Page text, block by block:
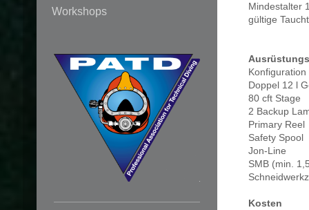
Mindestalter
gültige
Doppel 12 l
80 cft Stage
2 Backup
Primary Reel
Safety Spool
Jon-Line
SMB (min.
Kosten
Workshops